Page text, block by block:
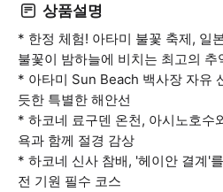
상품설명
* 한정 체험! 아타미 불꽃 축제, 일
불꽃이 밤하늘에 비치는 최고의 추
* 아타미 Sun Beach 백사장 자유
듯한 특별한 해안선
* 하코네 료구덴 온천, 아시노호수
욕과 함께 절경 감상
* 하코네 신사 참배, '헤이안 결계'
전 기원 필수 코스